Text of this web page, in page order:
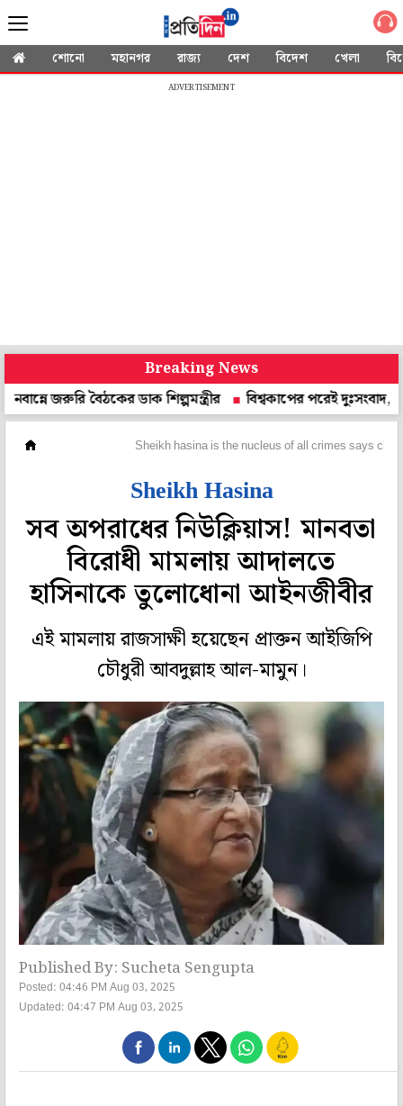
শোনো মহানগর রাজ্য দেশ বিদেশ খেলা
ADVERTISEMENT
Breaking News
বৈঠকের ডাক শিল্পমন্ত্রীর
বিশ্বকাপের পরেই দুঃসংবাদ, না
Sheikh hasina is the nucleus of all crimes says
Sheikh Hasina
সব অপরাধের নিউক্লিয়াস! মানবতা
বিরোধী মামলায় আদালতে
হাসিনাকে তুলোধোনা আইনজীবীর
এই মামলায় রাজসাক্ষী হয়েছেন প্রাক্তন আইজিপি
চৌধুরী আবদুল্লাহ আল-মামুন।
Published By: Sucheta Sengupta
Posted: 04:46 PM Aug 03, 2025
Updated: 04:47 PM Aug 03, 2025